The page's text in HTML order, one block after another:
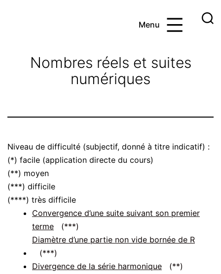
Menu
Nombres réels et suites
numériques
Niveau de difficulté (subjectif, donné à titre indicatif) :
(*) facile (application directe du cours)
(**) moyen
(***) difficile
(****) très difficile
Convergence d’une suite suivant son premier
terme (***)
Diamètre d’une partie non vide bornée de R
(***)
Divergence de la série harmonique (**)